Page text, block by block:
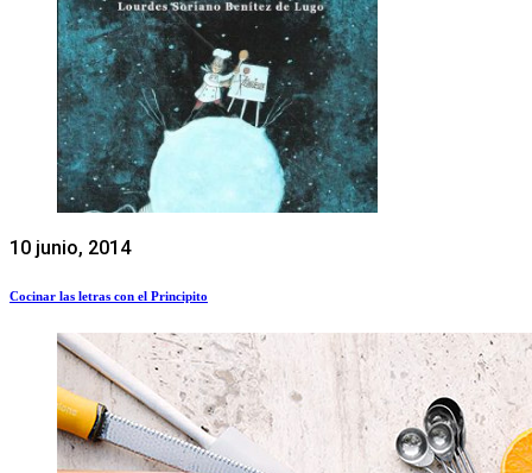
10 junio, 2014
Cocinar las letras con el Principito